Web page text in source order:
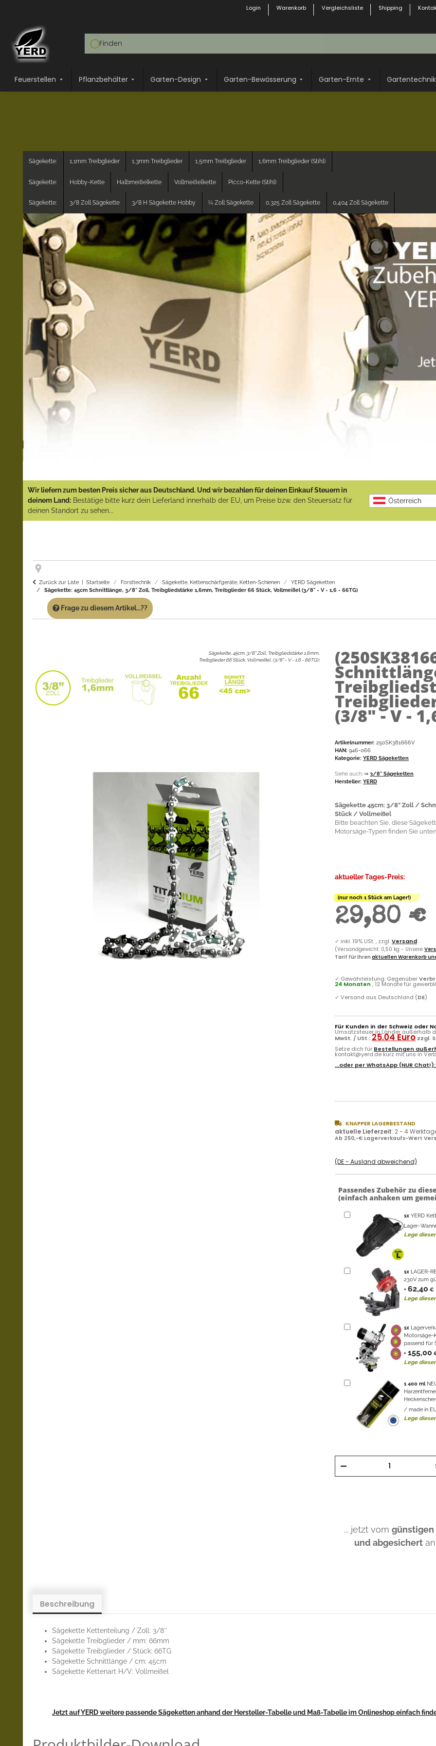
Login Warenkorb Vergleichsliste Shipping
Feuerstellen Pflanzbehälter Garten-Design Garten-Bewässerung Garten-Ernte Gartentechnik
Sägekette: 1,1mm Treibglieder 1,3mm Treibglieder 1,5mm Treibglieder 1,6mm Treibglieder (Stihl)
Sägekette: Hobby-Kette Halbmeißelkette Vollmeißelkette Picco-Kette (Stihl)
Sägekette: 3/8 Zoll Sägekette 3/8 H Sägekette Hobby ¼ Zoll Sägekette 0,325 Zoll Sägekette 0,404 Zoll Sägekette
Wir liefern zum besten Preis sicher aus Deutschland. Und wir bezahlen für deinen Einkauf Steuern in
deinem Land: Bestätige bitte kurz dein Lieferland innerhalb der EU, um Preise bzw. den Steuersatz für
deinen Standort zu sehen...
Österreich
Zurück zur Liste Startseite Forsttechnik Sägekette, Kettenschärfgeräte, Ketten-Schienen
YERD Sägeketten
Sägekette: 45cm Schnittlänge, 3/8" Zoll, Treibgliedstärke 1,6mm, Treibglieder 66 Stück, Vollmeißel (3/8" - V - 1,6 - 66TG)
Frage zu diesem Artikel...??
Sägekette, 45cm, 3/8" Zoll, Treibgliedstärke 1,6mm,
Treibglieder 66 Stück, Vollmeißel, (3/8" - V - 1,6 - 66TG):
(3/8" - V -
Artikelnummer: 250SK381666V
HAN: 946-066
Kategorie: YERD Sägeketten
Siehe auch: ⇒ 3/8" Sägeketten
Hersteller: YERD
Sägekette 45cm: 3/8" Zoll /
Stück / Vollmeißel
Bitte beachten Sie, diese
Motorsäge-Typen finden Sie
aktueller Tages-Preis:
(nur noch 1 Stück am Lager!)
29,80 €
✓ inkl. 19% USt. , zzgl.Versand
(Versandgewicht: 0,50 kg - Unsere
Tarif für Ihren aktuellen Warenkorb
✓ Gewährleistung: Gegenüber
24 Monaten , 12 Monate für
✓ Versand aus Deutschland (DE)
Für Kunden in der Schweiz oder
Umsatzsteuer in Länder außerhalb
MwSt. / USt.: 25.04 Euro zzgl.
Setze dich für Bestellungen
kontakt@yerd.de kurz mit uns in
...oder perWhatsApp (NUR
KNAPPER LAGERBESTAND
aktuelle Lieferzeit: 2 - 4
Ab 250,-€ Lagerverkaufs-Wert
(DE - Ausland abweichend)
Passendes Zubehör zu
(einfach anhaken um
1x YERD
Lager-
Lege
1x LAGER-
230V zum
+ 62,40 €
Lege
1x
Motorsäge-
passend für
+ 155,00
Lege
1 400 ml
/ made in
Lege
... jetzt vom günstigen
und abgesichert
Beschreibung
Sägekette Kettenteilung / Zoll: 3/8’’
Sägekette Treibglieder / mm: 66mm
Sägekette Treibglieder / Stück: 66TG
Sägekette Schnittlänge / cm: 45cm
Sägekette Kettenart H/V: Vollmeißel
Jetzt auf YERD weitere passende Sägeketten anhand der Hersteller-Tabelle und Maß-Tabelle im Onlineshop einfach